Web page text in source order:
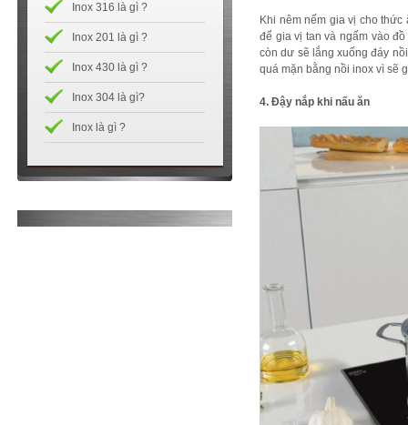
Inox 316 là gì ?
Inox 201 là gì ?
Inox 430 là gì ?
Inox 304 là gì?
Inox là gì ?
Khi nêm nếm gia vị cho
để gia vị tan và ngấm vào
còn dư sẽ lắng xuống đáy
quá mặn bằng nồi inox vì sẽ
4. Đậy nắp khi nấu ăn